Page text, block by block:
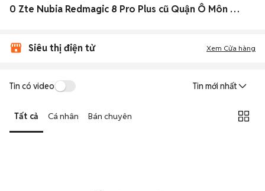
0 Zte Nubia Redmagic 8 Pro Plus cũ Quận Ô Môn đẹp
Siêu thị điện tử Xem Cửa hàng
Tin có video Tin mới nhất
Tất cả Cá nhân Bán chuyên